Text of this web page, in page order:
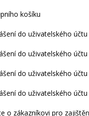
košíku
do uživatelského účtu
do uživatelského účtu
do uživatelského účtu
do uživatelského účtu
o zákazníkovi pro